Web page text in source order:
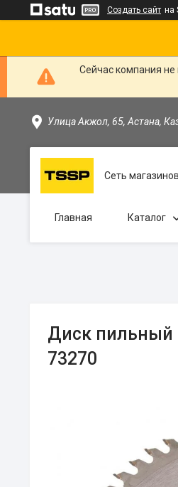
Создать сайт на
Сейчас компания
Улица Акжол, 65, Астана,
Сеть
Главная Каталог
Диск пильный
73270